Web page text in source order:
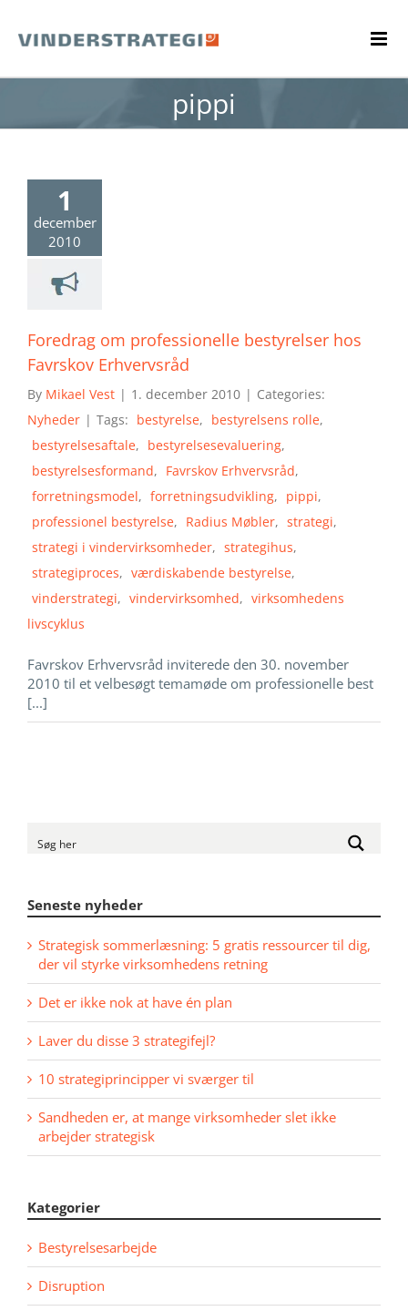
content
pippi
1
december
2010
Foredrag om professionelle bestyrelser hos
Favrskov Erhvervsråd
By Mikael Vest | 1. december 2010 | Categories:
Nyheder | Tags: bestyrelse, bestyrelsens rolle,
bestyrelsesaftale, bestyrelsesevaluering,
bestyrelsesformand, Favrskov Erhvervsråd,
forretningsmodel, forretningsudvikling, pippi,
professionel bestyrelse, Radius Møbler, strategi,
strategi i vindervirksomheder, strategihus,
strategiproces, værdiskabende bestyrelse,
vinderstrategi, vindervirksomhed, virksomhedens
livscyklus
Favrskov Erhvervsråd inviterede den 30. november
2010 til et velbesøgt temamøde om professionelle best
[...]
Seneste nyheder
Strategisk sommerlæsning: 5 gratis ressourcer til dig,
der vil styrke virksomhedens retning
Det er ikke nok at have én plan
Laver du disse 3 strategifejl?
10 strategiprincipper vi sværger til
Sandheden er, at mange virksomheder slet ikke
arbejder strategisk
Kategorier
Bestyrelsesarbejde
Disruption